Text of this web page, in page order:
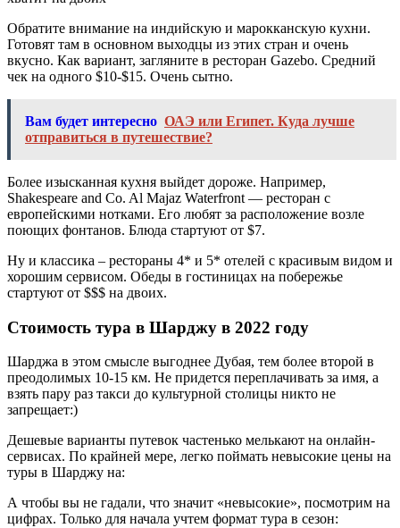
Обратите внимание на индийскую и марокканскую кухни.
Готовят там в основном выходцы из этих стран и очень
вкусно. Как вариант, загляните в ресторан Gazebo. Средний
чек на одного $10-$15. Очень сытно.
Вам будет интересно ОАЭ или Египет. Куда лучше
отправиться в путешествие?
Более изысканная кухня выйдет дороже. Например,
Shakespeare and Co. Al Majaz Waterfront — ресторан с
европейскими нотками. Его любят за расположение возле
поющих фонтанов. Блюда стартуют от $7.
Ну и классика – рестораны 4* и 5* отелей с красивым видом и
хорошим сервисом. Обеды в гостиницах на побережье
стартуют от $$$ на двоих.
Стоимость тура в Шарджу в 2022 году
Шарджа в этом смысле выгоднее Дубая, тем более второй в
преодолимых 10-15 км. Не придется переплачивать за имя, а
взять пару раз такси до культурной столицы никто не
запрещает:)
Дешевые варианты путевок частенько мелькают на онлайн-
сервисах. По крайней мере, легко поймать невысокие цены на
туры в Шарджу на:
А чтобы вы не гадали, что значит «невысокие», посмотрим на
цифрах. Только для начала учтем формат тура в сезон: